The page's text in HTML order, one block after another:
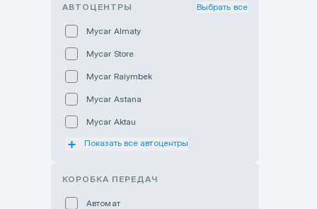
АВТОЦЕНТРЫ Выбрать все
Mycar Almaty
Mycar Store
Mycar Raiymbek
Mycar Astana
Mycar Aktau
Mycar Uralsk
Показать все автоцентры
КОРОБКА ПЕРЕДАЧ
Автомат